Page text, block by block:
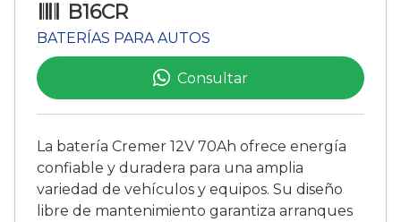
B16CR
BATERÍAS PARA AUTOS
Consultar
La batería Cremer 12V 70Ah ofrece energía
confiable y duradera para una amplia
variedad de vehículos y equipos. Su diseño
libre de mantenimiento garantiza arranques